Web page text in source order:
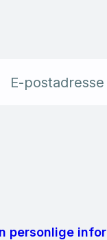
E-postadresse
personlige